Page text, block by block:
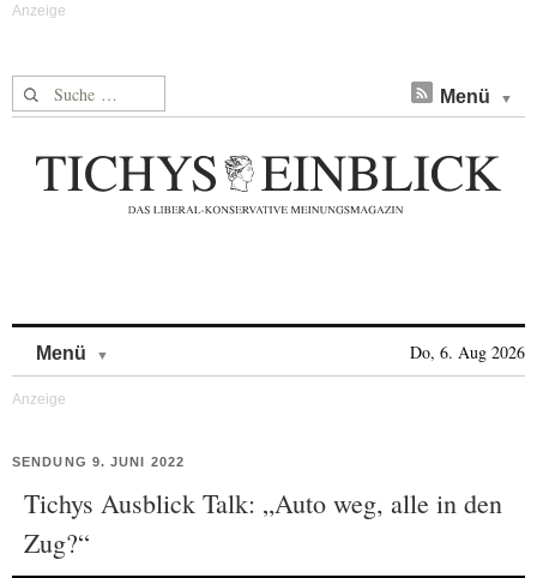
Suche nach: Menü
Menü Do, 6. Aug 2026
SENDUNG 9. JUNI 2022
Tichys Ausblick Talk: „Auto weg, alle in den
Zug?“